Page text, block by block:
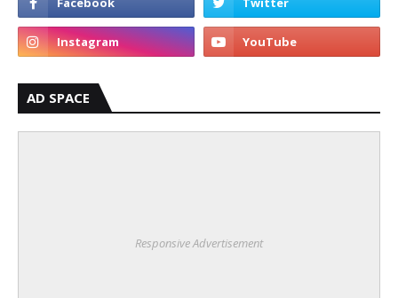
AD SPACE
Responsive Advertisement